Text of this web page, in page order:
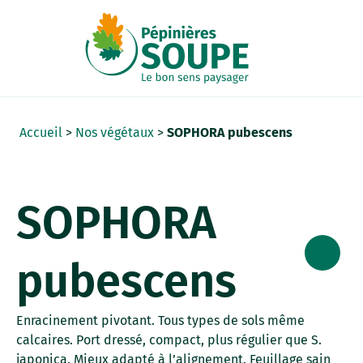
Accueil > Nos végétaux >SOPHORA pubescens
SOPHORA
pubescens
Enracinement pivotant. Tous types de sols même
calcaires. Port dressé, compact, plus régulier que S.
japonica. Mieux adapté à l’alignement. Feuillage sain